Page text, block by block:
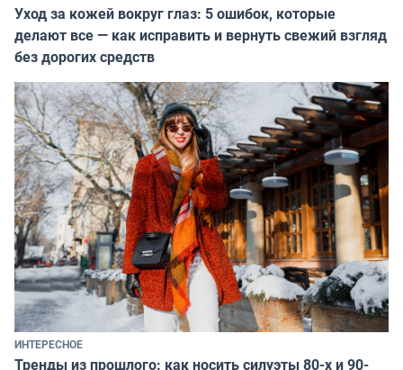
Уход за кожей вокруг глаз: 5 ошибок, которые
делают все — как исправить и вернуть свежий взгляд
без дорогих средств
ИНТЕРЕСНОЕ
Тренды из прошлого: как носить силуэты 80-х и 90-